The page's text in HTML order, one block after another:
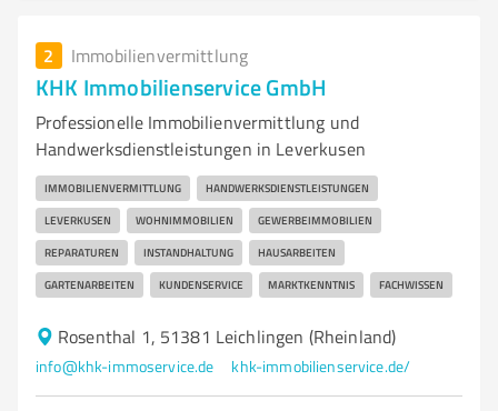
2 Immobilienvermittlung
KHK Immobilienservice GmbH
Professionelle Immobilienvermittlung und
Handwerksdienstleistungen in Leverkusen
IMMOBILIENVERMITTLUNG HANDWERKSDIENSTLEISTUNGEN
LEVERKUSEN WOHNIMMOBILIEN GEWERBEIMMOBILIEN
REPARATUREN INSTANDHALTUNG HAUSARBEITEN
GARTENARBEITEN KUNDENSERVICE MARKTKENNTNIS FACHWISSEN
Rosenthal 1, 51381 Leichlingen (Rheinland)
info@khk-immoservice.de khk-immobilienservice.de/